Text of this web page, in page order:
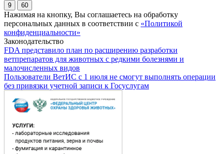
9 60
Нажимая на кнопку, Вы соглашаетесь на обработку
персональных данных в соответствии с «Политикой
конфиденциальности»
Законодательство
FDA представило план по расширению разработки
ветпрепаратов для животных с редкими болезнями и
малочисленных видов
Пользователи ВетИС с 1 июля не смогут выполнять операции
без привязки учетной записи к Госуслугам